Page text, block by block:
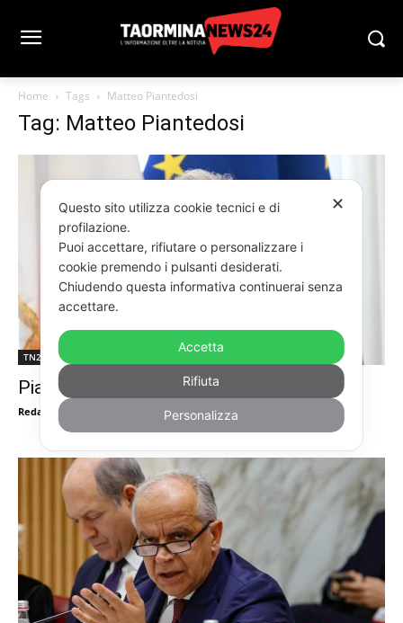
Home Tags Matteo Piantedosi
Tag: Matteo Piantedosi
TN24TV PARLAMENTO
Piantedosi: “7mila rimpatri nel 2025”
RedazioneTn24 Marzo 29, 2026
✕
Questo sito utilizza cookie tecnici e di
profilazione.
Puoi accettare, rifiutare o personalizzare i
cookie premendo i pulsanti desiderati.
Chiudendo questa informativa continuerai senza
accettare.
Accetta
Rifiuta
Personalizza